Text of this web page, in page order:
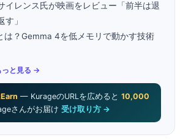
イレンス氏が映画をレビュー「前半は退
す」
？Gemma 4を低メモリで動かす技術
っと見る →
— KurageのURLを広めると10,000
さんがお届け受け取り方 →